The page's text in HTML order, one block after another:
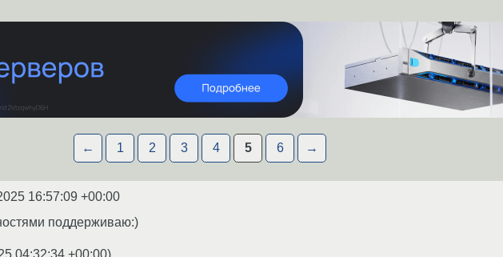
← 1 2 3 4 5 6 →
16:57:09 +00:00
поддерживаю:)
04:32:34 +00:00)